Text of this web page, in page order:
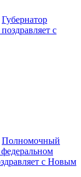
Губернатор
с
Полномочный
с Новым